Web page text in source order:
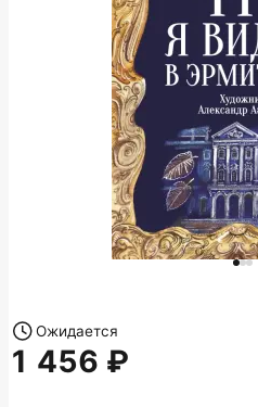
Ожидается
1 456